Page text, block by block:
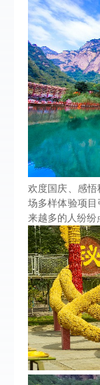
欢度国庆、感
场多样体验项
来越多的人纷纷